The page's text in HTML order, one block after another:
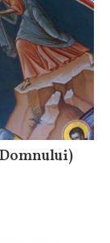
Domnului)